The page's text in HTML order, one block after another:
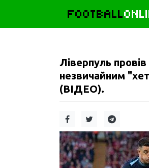
FOOTBALL
Ліверпуль
незвичайним
(ВІДЕО).